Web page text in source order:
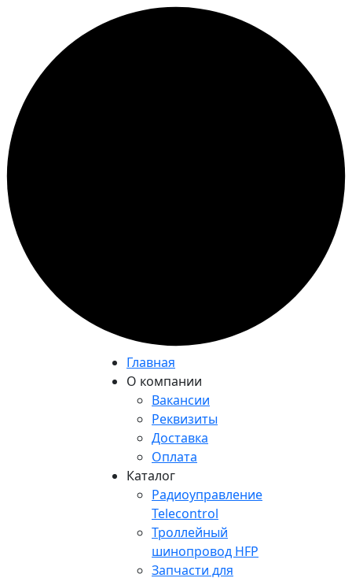
Главная
О компании
Вакансии
Реквизиты
Доставка
Оплата
Каталог
Радиоуправление
Telecontrol
Троллейный
шинопровод HFP
Запчасти для